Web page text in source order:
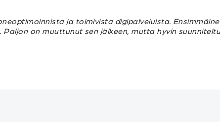
ja toimivista digipalveluista.
on muuttunut sen jälkeen, mutta hyvin